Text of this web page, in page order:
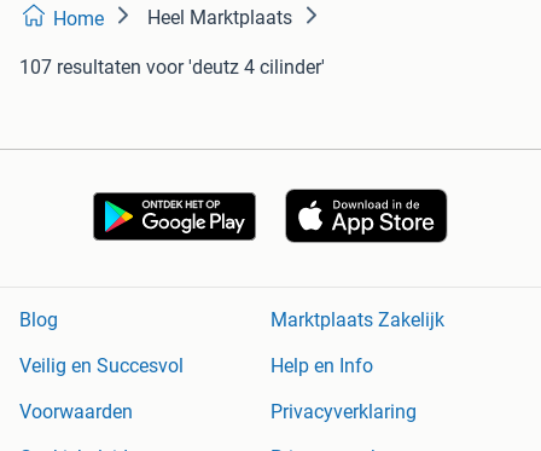
Home Heel Marktplaats
107 resultaten voor 'deutz 4 cilinder'
Blog
Marktplaats Zakelijk
Veilig en Succesvol
Help en Info
Voorwaarden
Privacyverklaring